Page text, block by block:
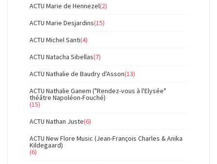
ACTU Marie de Hennezel(2)
ACTU Marie Desjardins(15)
ACTU Michel Santi(4)
ACTU Natacha Sibellas(7)
ACTU Nathalie de Baudry d'Asson(13)
ACTU Nathalie Ganem ("Rendez-vous à l'Elysée"
théâtre Napoléon-Fouché)
(15)
ACTU Nathan Juste(6)
ACTU New Flore Music (Jean-François Charles & Anika
Kildegaard)
(6)